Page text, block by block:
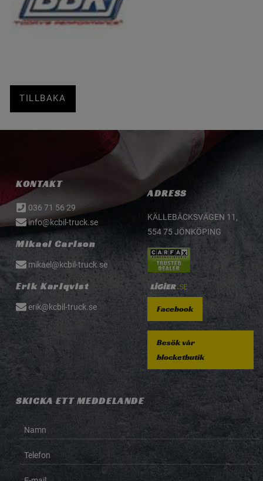
TILLBAKA
KONTAKT
036 71 56 29
info@kcbil-truck.se
Mikael Carlson
mikael@kcbil-truck.se
Erik Karlqvist
erik@kcbil-truck.se
ADRESS
KÄLLEBÄCKSVÄGEN 11,
554 75 JÖNKÖPING
Facebook
Besök vår
blocketbutik
SKICKA ETT MEDDELANDE